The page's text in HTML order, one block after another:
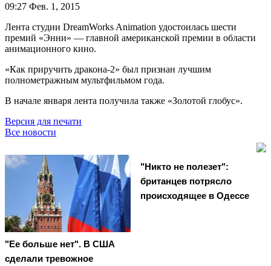
09:27 Фев. 1, 2015
Лента студии DreamWorks Animation удостоилась шести
премий «Энни» — главной американской премии в области
анимационного кино.
«Как приручить дракона-2» был признан лучшим
полнометражным мультфильмом года.
В начале января лента получила также «Золотой глобус».
Версия для печати
Все новости
"Ее больше нет". В США
сделали тревожное
"Никто не полезет":
британцев потрясло
происходящее в Одессе